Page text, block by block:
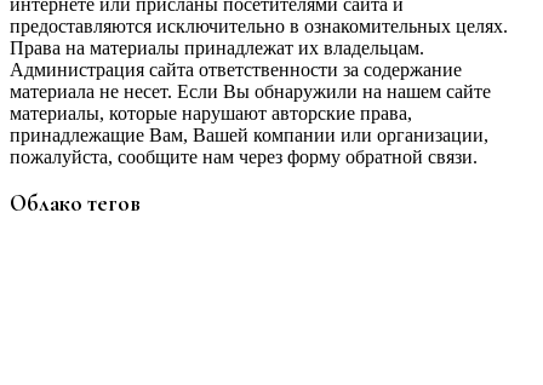
интернете или присланы посетителями сайта и
предоставляются исключительно в ознакомительных целях.
Права на материалы принадлежат их владельцам.
Администрация сайта ответственности за содержание
материала не несет. Если Вы обнаружили на нашем сайте
материалы, которые нарушают авторские права,
принадлежащие Вам, Вашей компании или организации,
пожалуйста, сообщите нам через форму обратной связи.
Облако тегов